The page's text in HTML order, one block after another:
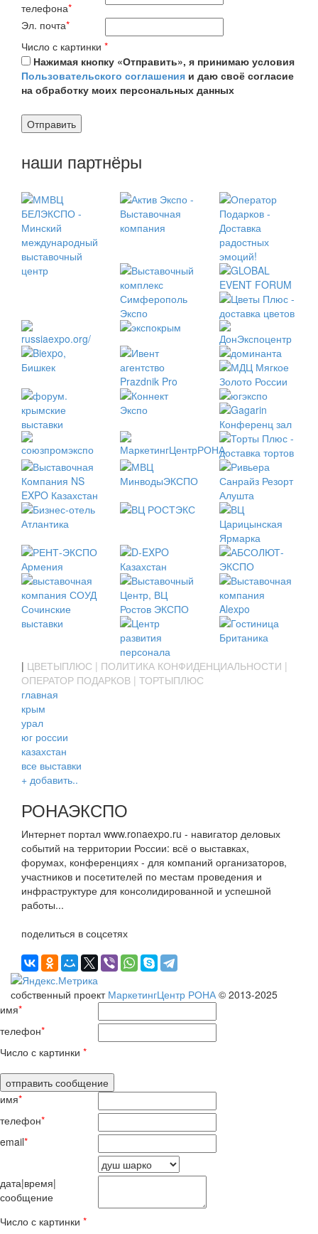
телефона*
Эл. почта*
Число с картинки *
Нажимая кнопку «Отправить», я принимаю условия
Пользовательского соглашения и даю своё согласие
на обработку моих персональных данных
наши партнёры
| ЦВЕТЫПЛЮС | ПОЛИТИКА КОНФИДЕНЦИАЛЬНОСТИ |
ОПЕРАТОР ПОДАРКОВ | ТОРТЫПЛЮС
главная
крым
урал
юг россии
казахстан
все выставки
+ добавить..
РОНАЭКСПО
Интернет портал www.ronaexpo.ru - навигатор деловых
событий на территории России: всё о выставках,
форумах, конференциях - для компаний организаторов,
участников и посетителей по местам проведения и
инфраструктуре для консолидированной и успешной
работы...
поделиться в соцсетях
собственный проект МаркетингЦентр РОНА © 2013-2025
имя*
телефон*
Число с картинки *
имя*
телефон*
email*
дата|время|
сообщение
Число с картинки *